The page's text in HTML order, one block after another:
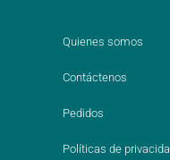
Quienes somos
Contáctenos
Pedidos
Políticas de